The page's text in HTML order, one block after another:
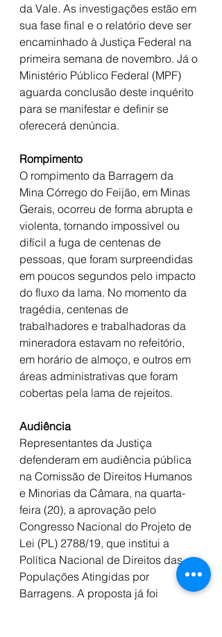
da Vale. As investigações estão em
sua fase final e o relatório deve ser
encaminhado à Justiça Federal na
primeira semana de novembro. Já o
Ministério Público Federal (MPF)
aguarda conclusão deste inquérito
para se manifestar e definir se
oferecerá denúncia.
Rompimento
O rompimento da Barragem da
Mina Córrego do Feijão, em Minas
Gerais, ocorreu de forma abrupta e
violenta, tornando impossível ou
difícil a fuga de centenas de
pessoas, que foram surpreendidas
em poucos segundos pelo impacto
do fluxo da lama. No momento da
tragédia, centenas de
trabalhadores e trabalhadoras da
mineradora estavam no refeitório,
em horário de almoço, e outros em
áreas administrativas que foram
cobertas pela lama de rejeitos.
Audiência
Representantes da Justiça
defenderam em audiência pública
na Comissão de Direitos Humanos
e Minorias da Câmara, na quarta-
feira (20), a aprovação pelo
Congresso Nacional do Projeto de
Lei (PL) 2788/19, que institui a
Política Nacional de Direitos das
Populações Atingidas por
Barragens. A proposta já foi